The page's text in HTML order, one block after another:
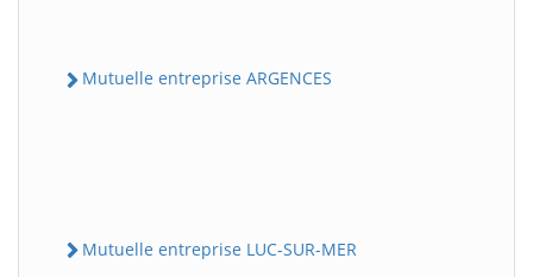
Mutuelle entreprise ARGENCES
Mutuelle entreprise LUC-SUR-MER